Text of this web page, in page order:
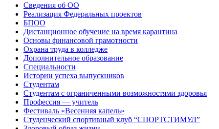
Сведения об ОО
Реализация Федеральных проектов
БПОО
Дистанционное обучение на время карантина
Основы финансовой грамотности
Охрана труда в колледже
Дополнительное образование
Специальности
Истории успеха выпускников
Студентам
Студентам с ограниченными возможностями здоровья
Профессия — учитель
Фестиваль «Весенняя капель»
Студенческий спортивный клуб “СПОРТСТИМУЛ”